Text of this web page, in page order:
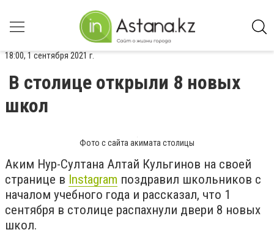
18:00, 1 сентября 2021 г.
В столице открыли 8 новых
школ
Фото с сайта акимата столицы
Аким Нур-Султана Алтай Кульгинов на своей
странице в Instagram поздравил школьников с
началом учебного года и рассказал, что 1
сентября в столице распахнули двери 8 новых
школ.